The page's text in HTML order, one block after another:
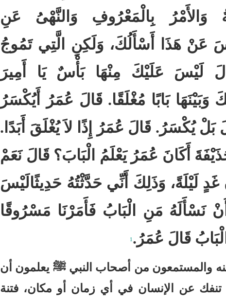
وَالأَمْرُ بِالْمَعْرُوفِ وَالنَّهْىُ عَنِ
عَنْ هَذَا أَسْأَلُكَ، وَلَكِنِ الَّتِي تَمُوجُ
لَيْسَ عَلَيْكَ مِنْهَا بَأْسٌ يَا أَمِيرَ
وَبَيْنَهَا بَابًا مُغْلَقًا‏.‏قَالَ عُمَرُ أَيُكْسَرُ
بَلْ يُكْسَرُ‏.‏ قَالَ عُمَرُ إِذًا لاَ يُغْلَقَ أَبَدًا‏ .‏
أَكَانَ عُمَرُ يَعْلَمُ الْبَابَ؟ قَالَ نَعَمْ
لَيْلَةً، وَذَلِكَ أَنِّي حَدَّثْتُهُ حَدِيثًالَيْسَ
أَنْ نَسْأَلَهُ مَنِ الْبَابُ فَأَمَرْنَا مَسْرُوقًا
قَالَ عُمَرُ‏.‏
1
والمستمعون من أصحاب النبيﷺ يعلمون أن
تنفك عن الإنسان في أي زمان أو مكان، فتنة